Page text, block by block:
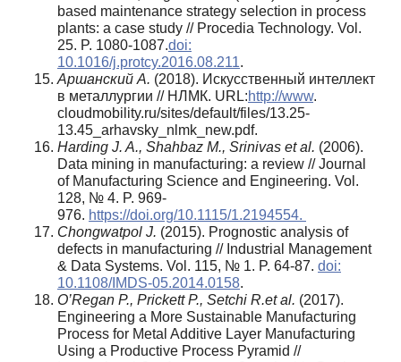
based maintenance strategy selection in process
plants: a case study // Procedia Technology. Vol.
25. P. 1080-1087.doi:
10.1016/j.protcy.2016.08.211.
Аршанский А. (2018). Искусственный интеллект
в металлургии // НЛМК. URL:http://www.
cloudmobility.ru/sites/default/files/13.25-
13.45_arhavsky_nlmk_new.pdf.
Harding J. A., Shahbaz M., Srinivas et al. (2006).
Data mining in manufacturing: a review // Journal
of Manufacturing Science and Engineering. Vol.
128, № 4. P. 969-
976. https://doi.org/10.1115/1.2194554.
Chongwatpol J. (2015). Prognostic analysis of
defects in manufacturing // Industrial Management
& Data Systems. Vol. 115, № 1. P. 64-87. doi:
10.1108/IMDS-05.2014.0158.
O’Regan P., Prickett P., Setchi R.et al. (2017).
Engineering a More Sustainable Manufacturing
Process for Metal Additive Layer Manufacturing
Using a Productive Process Pyramid //